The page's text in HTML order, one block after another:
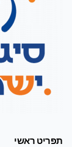
תפריט ראשי